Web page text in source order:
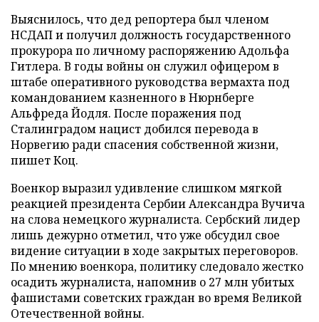
Выяснилось, что дед репортера был членом
НСДАП и получил должность государственного
прокурора по личному распоряжению Адольфа
Гитлера. В годы войны он служил офицером в
штабе оперативного руководства вермахта под
командованием казненного в Нюрнберге
Альфреда Йодля. После поражения под
Сталинградом нацист добился перевода в
Норвегию ради спасения собственной жизни,
пишет Коц.
Военкор выразил удивление слишком мягкой
реакцией президента Сербии Александра Вучича
на слова немецкого журналиста. Сербский лидер
лишь дежурно отметил, что уже обсудил свое
видение ситуации в ходе закрытых переговоров.
По мнению военкора, политику следовало жестко
осадить журналиста, напомнив о 27 млн убитых
фашистами советских граждан во время Великой
Отечественной войны.